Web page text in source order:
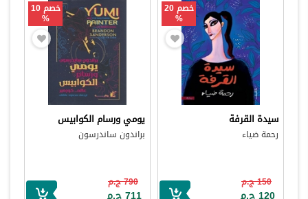
خصم 20
%
سيدة القرفة
رحمة ضياء
150 ج.م
خصم 10
%
يومي ورسام الكوابيس
براندون ساندرسون
790 ج.م